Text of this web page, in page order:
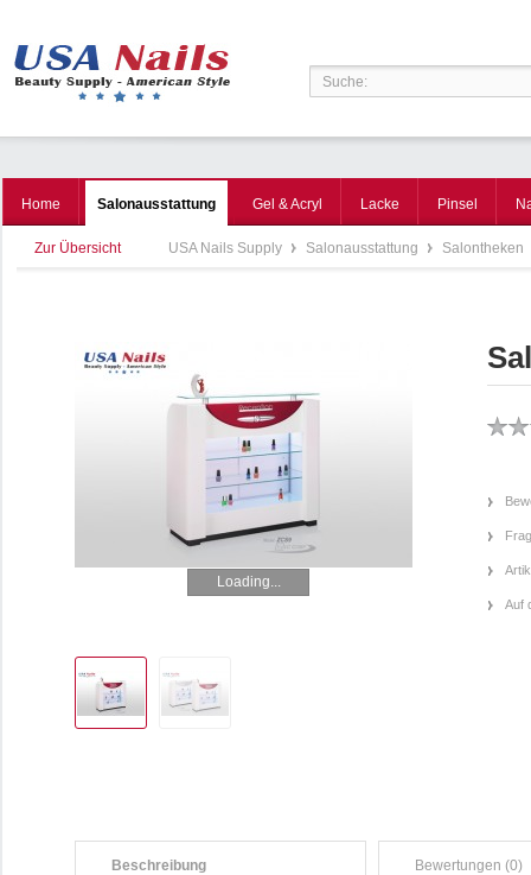
Home Salonausstattung Gel & Acryl Lacke Pinsel
Zur Übersicht USA Nails Supply Salonausstattung Salontheken
Loading...
Auf
Beschreibung Bewertungen (0)